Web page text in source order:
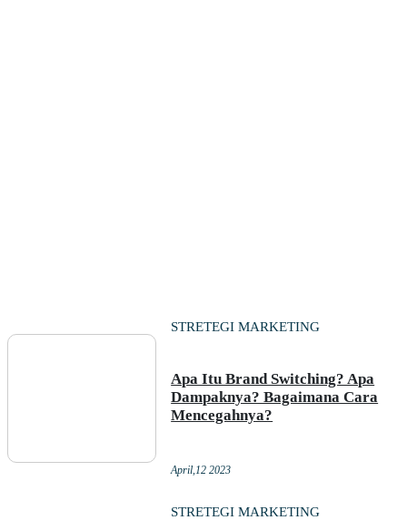
STRETEGI MARKETING
Apa Itu Brand Switching? Apa
Dampaknya? Bagaimana Cara
Mencegahnya?
April,12 2023
STRETEGI MARKETING